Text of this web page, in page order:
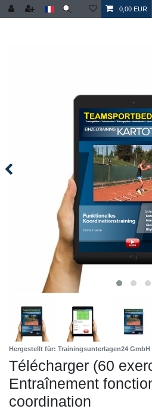
0,00 EUR
Hergestellt für: Trainingsunterlagen24 GmbH
Télécharger (60
Entraînement
coordination